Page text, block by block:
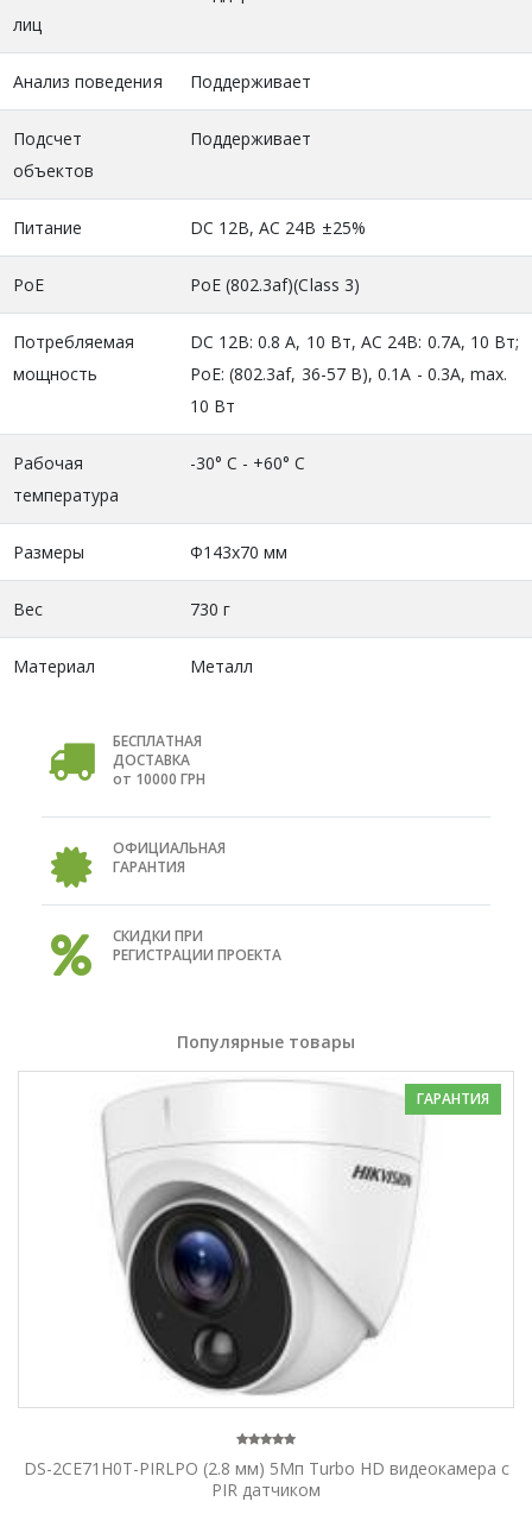
лиц
Анализ поведения Поддерживает
Подсчет
объектов
Поддерживает
Питание DC 12В, AC 24В ±25%
PoE PoE (802.3af)(Class 3)
Потребляемая
мощность
DC 12В: 0.8 А, 10 Вт, AC 24В: 0.7A, 10 Вт;
PoE: (802.3af, 36-57 В), 0.1A - 0.3A, max.
10 Вт
Рабочая
температура
-30° C - +60° C
Размеры Ф143х70 мм
Вес 730 г
Материал Металл
БЕСПЛАТНАЯ
ДОСТАВКА
от 10000 ГРН
ОФИЦИАЛЬНАЯ
ГАРАНТИЯ
СКИДКИ ПРИ
РЕГИСТРАЦИИ ПРОЕКТА
Популярные товары
ГАРАНТИЯ
DS-2CE71H0T-PIRLPO (2.8 мм) 5Мп Turbo HD видеокамера с
PIR датчиком